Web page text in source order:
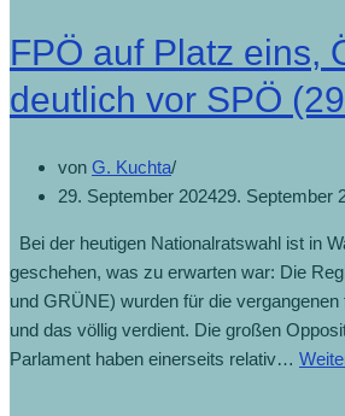
FPÖ auf Platz eins,
deutlich vor SPÖ
von G. Kuchta
29. September 202429. September
Bei der heutigen Nationalratswahl ist in
geschehen, was zu erwarten war: Die
und GRÜNE) wurden für die
und das völlig verdient. Die großen
Parlament haben einerseits relativ…